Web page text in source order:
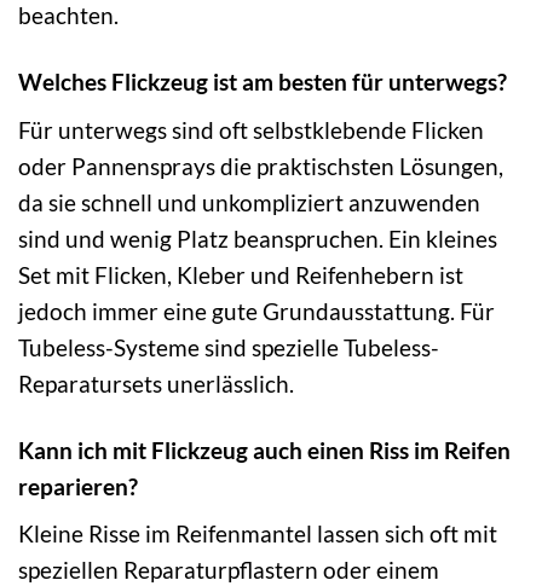
beachten.
Welches Flickzeug ist am besten für unterwegs?
Für unterwegs sind oft selbstklebende Flicken
oder Pannensprays die praktischsten Lösungen,
da sie schnell und unkompliziert anzuwenden
sind und wenig Platz beanspruchen. Ein kleines
Set mit Flicken, Kleber und Reifenhebern ist
jedoch immer eine gute Grundausstattung. Für
Tubeless-Systeme sind spezielle Tubeless-
Reparatursets unerlässlich.
Kann ich mit Flickzeug auch einen Riss im Reifen
reparieren?
Kleine Risse im Reifenmantel lassen sich oft mit
speziellen Reparaturpflastern oder einem